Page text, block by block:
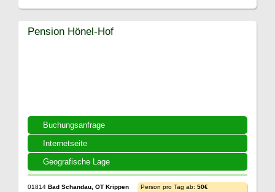
Buchungsanfrage
Internetseite
Geografische Lage
Pension Hönel-Hof
01814 Bad Schandau, OT Krippen
Person pro Tag ab: 50€